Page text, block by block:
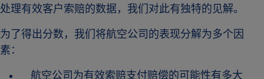
处理有效客户索赔的数据，我们对此有独特的见解。
为了得出分数，我们将航空公司的表现分解为多个因
素：
航空公司为有效索赔支付赔偿的可能性有多大